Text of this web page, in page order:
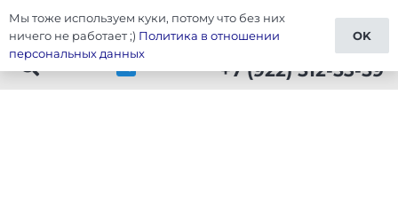
Тюнинг Patrol Y60
+7 (922) 512-53-59
Мы тоже используем куки, потому что без них
ничего не работает ;) Политика в отношении
персональных данных
OK